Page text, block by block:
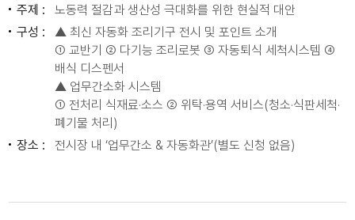
주제 :
노동력 절감과 생산성 극대화를 위한 현실적 대안
구성 :
▲ 최신 자동화 조리기구 전시 및 포인트 소개
① 교반기 ② 다기능 조리로봇 ③ 자동퇴식 세척시스템 ④
배식 디스펜서
▲ 업무간소화 시스템
① 전처리 식재료·소스 ② 위탁·용역 서비스(청소·식판세척·
폐기물 처리)
장소 :
전시장 내 ‘업무간소 & 자동화관’(별도 신청 없음)